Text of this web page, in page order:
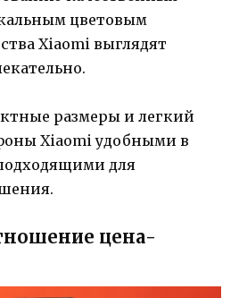
цветовым
Xiaomi выглядят
размеры и легкий
Xiaomi удобными в
для
цена-